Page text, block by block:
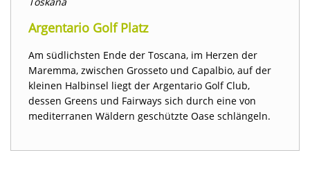
Argentario Golf Platz
Am südlichsten Ende der Toscana, im Herzen der
Maremma, zwischen Grosseto und Capalbio, auf der
kleinen Halbinsel liegt der Argentario Golf Club,
dessen Greens und Fairways sich durch eine von
mediterranen Wäldern geschützte Oase schlängeln.